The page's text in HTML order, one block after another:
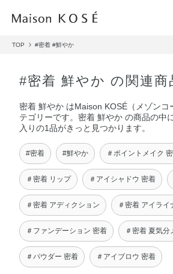
TOP #密着 #鮮やか
#密着 鮮やか の関連商
密着 鮮やか はMaison KOSÉ（メゾンコ
テゴリーです。密着 鮮やか の商品の中
入りの1品がきっと見つかります。
#密着 #鮮やか ＃ポイントメイク
＃密着 リップ ＃アイシャドウ 密着
＃密着 アディクション ＃密着 アイライ
＃ファンデーション 密着 ＃密着 夏気分
＃パウダー 密着 ＃アイブロウ 密着